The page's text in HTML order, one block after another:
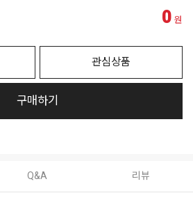
0 원
관심상품
구매하기
Q&A 리뷰